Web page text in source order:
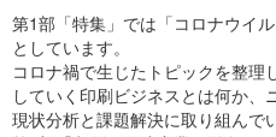
第1部「特集」では「コロナウイ
としています。
コロナ禍で生じたトピックを整
していく印刷ビジネスとは何か
現状分析と課題解決に取り組んで